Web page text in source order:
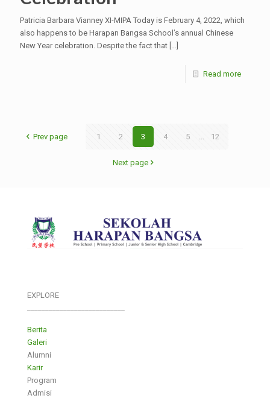
Patricia Barbara Vianney XI-MIPA Today is February 4, 2022, which
also happens to be Harapan Bangsa School’s annual Chinese
New Year celebration. Despite the fact that […]
Read more
Prev page 1 2 3 4 5 ... 12
Next page
EXPLORE
Berita
Galeri
Alumni
Karir
Program
Admisi